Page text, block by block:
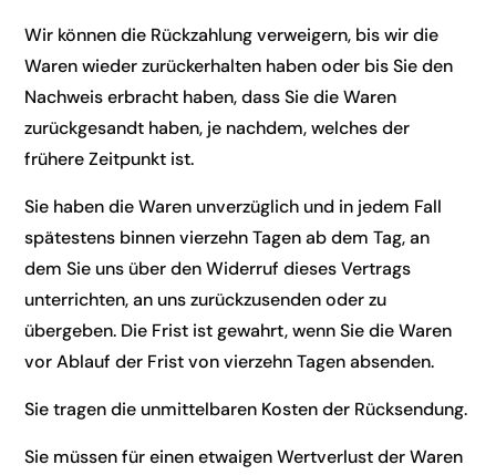
Wir können die Rückzahlung verweigern, bis wir die
Waren wieder zurückerhalten haben oder bis Sie den
Nachweis erbracht haben, dass Sie die Waren
zurückgesandt haben, je nachdem, welches der
frühere Zeitpunkt ist.
Sie haben die Waren unverzüglich und in jedem Fall
spätestens binnen vierzehn Tagen ab dem Tag, an
dem Sie uns über den Widerruf dieses Vertrags
unterrichten, an uns zurückzusenden oder zu
übergeben. Die Frist ist gewahrt, wenn Sie die Waren
vor Ablauf der Frist von vierzehn Tagen absenden.
Sie tragen die unmittelbaren Kosten der Rücksendung.
Sie müssen für einen etwaigen Wertverlust der Waren